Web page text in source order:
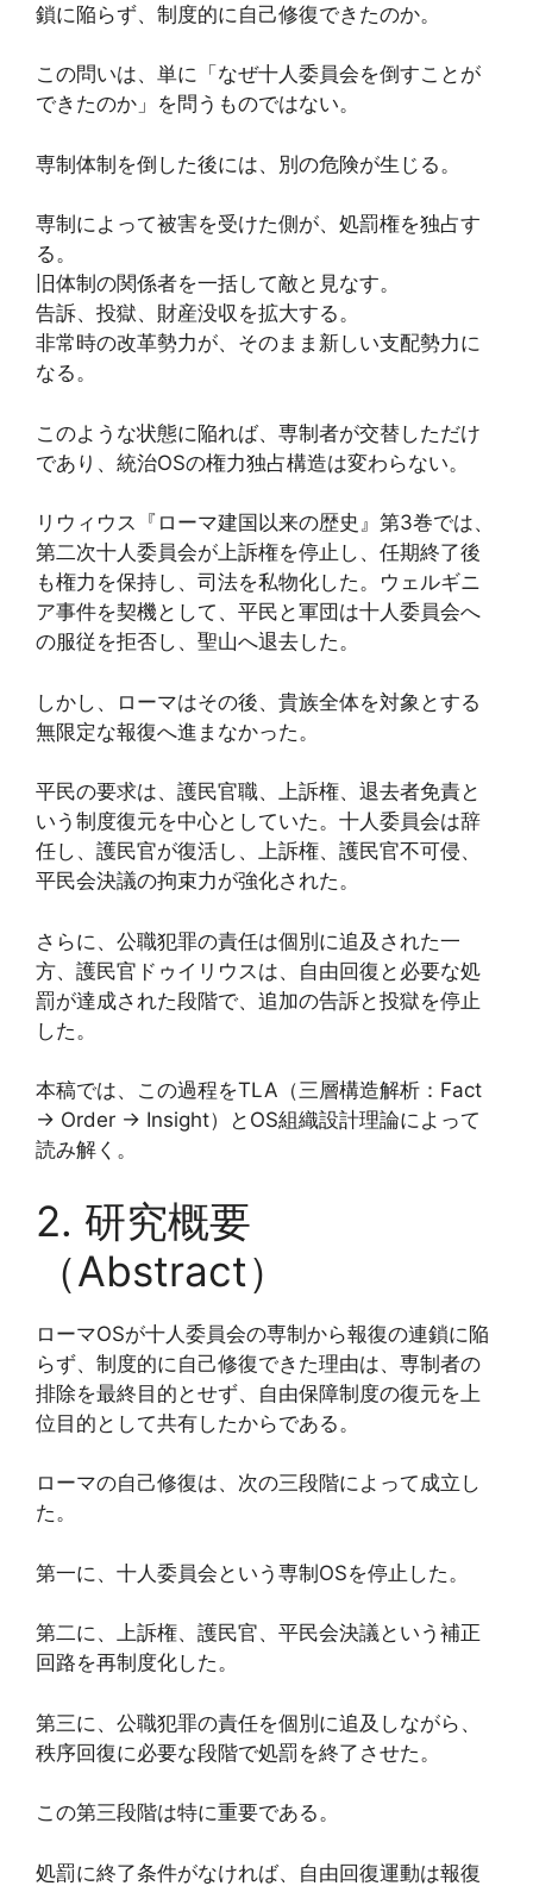
鎖に陥らず、制度的に自己修復できたのか。
この問いは、単に「なぜ十人委員会を倒すことが
できたのか」を問うものではない。
専制体制を倒した後には、別の危険が生じる。
専制によって被害を受けた側が、処罰権を独占す
る。
旧体制の関係者を一括して敵と見なす。
告訴、投獄、財産没収を拡大する。
非常時の改革勢力が、そのまま新しい支配勢力に
なる。
このような状態に陥れば、専制者が交替しただけ
であり、統治OSの権力独占構造は変わらない。
リウィウス『ローマ建国以来の歴史』第3巻では、
第二次十人委員会が上訴権を停止し、任期終了後
も権力を保持し、司法を私物化した。ウェルギニ
ア事件を契機として、平民と軍団は十人委員会へ
の服従を拒否し、聖山へ退去した。
しかし、ローマはその後、貴族全体を対象とする
無限定な報復へ進まなかった。
平民の要求は、護民官職、上訴権、退去者免責と
いう制度復元を中心としていた。十人委員会は辞
任し、護民官が復活し、上訴権、護民官不可侵、
平民会決議の拘束力が強化された。
さらに、公職犯罪の責任は個別に追及された一
方、護民官ドゥイリウスは、自由回復と必要な処
罰が達成された段階で、追加の告訴と投獄を停止
した。
本稿では、この過程をTLA（三層構造解析：Fact
→ Order → Insight）とOS組織設計理論によって
読み解く。
2. 研究概要
（Abstract）
ローマOSが十人委員会の専制から報復の連鎖に陥
らず、制度的に自己修復できた理由は、専制者の
排除を最終目的とせず、自由保障制度の復元を上
位目的として共有したからである。
ローマの自己修復は、次の三段階によって成立し
た。
第一に、十人委員会という専制OSを停止した。
第二に、上訴権、護民官、平民会決議という補正
回路を再制度化した。
第三に、公職犯罪の責任を個別に追及しながら、
秩序回復に必要な段階で処罰を終了させた。
この第三段階は特に重要である。
処罰に終了条件がなければ、自由回復運動は報復